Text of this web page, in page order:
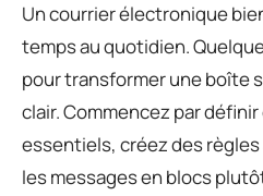
Un courrier électronique
temps au quotidien.
pour transformer une boîte
clair. Commencez par
essentiels, créez des
les messages en blocs